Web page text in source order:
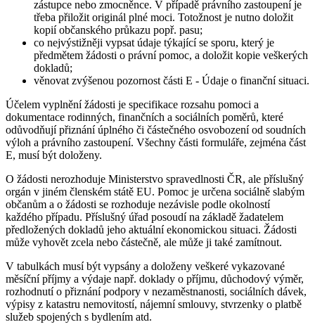
zástupce nebo zmocněnce. V případě právního zastoupení je
třeba přiložit originál plné moci. Totožnost je nutno doložit
kopií občanského průkazu popř. pasu;
co nejvýstižněji vypsat údaje týkající se sporu, který je
předmětem žádosti o právní pomoc, a doložit kopie veškerých
dokladů;
věnovat zvýšenou pozornost části E - Údaje o finanční situaci.
Účelem vyplnění žádosti je specifikace rozsahu pomoci a
dokumentace rodinných, finančních a sociálních poměrů, které
odůvodňují přiznání úplného či částečného osvobození od soudních
výloh a právního zastoupení. Všechny části formuláře, zejména část
E, musí být doloženy.
O žádosti nerozhoduje Ministerstvo spravedlnosti ČR, ale příslušný
orgán v jiném členském státě EU. Pomoc je určena sociálně slabým
občanům a o žádosti se rozhoduje nezávisle podle okolností
každého případu. Příslušný úřad posoudí na základě žadatelem
předložených dokladů jeho aktuální ekonomickou situaci. Žádosti
může vyhovět zcela nebo částečně, ale může ji také zamítnout.
V tabulkách musí být vypsány a doloženy veškeré vykazované
měsíční příjmy a výdaje např. doklady o příjmu, důchodový výměr,
rozhodnutí o přiznání podpory v nezaměstnanosti, sociálních dávek,
výpisy z katastru nemovitostí, nájemní smlouvy, stvrzenky o platbě
služeb spojených s bydlením atd.